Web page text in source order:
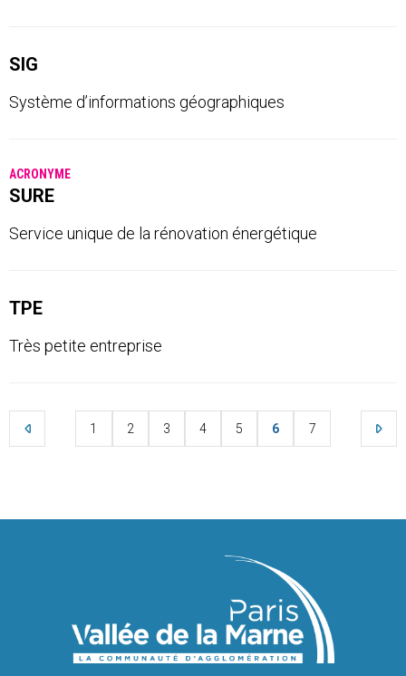
SIG
Système d’informations géographiques
ACRONYME
SURE
Service unique de la rénovation énergétique
TPE
Très petite entreprise
1 2 3 4 5 6 7